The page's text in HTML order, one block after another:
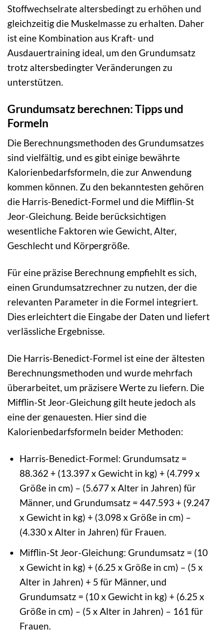
Stoffwechselrate altersbedingt zu erhöhen und
gleichzeitig die Muskelmasse zu erhalten. Daher
ist eine Kombination aus Kraft- und
Ausdauertraining ideal, um den Grundumsatz
trotz altersbedingter Veränderungen zu
unterstützen.
Grundumsatz berechnen: Tipps und
Formeln
Die Berechnungsmethoden des Grundumsatzes
sind vielfältig, und es gibt einige bewährte
Kalorienbedarfsformeln, die zur Anwendung
kommen können. Zu den bekanntesten gehören
die Harris-Benedict-Formel und die Mifflin-St
Jeor-Gleichung. Beide berücksichtigen
wesentliche Faktoren wie Gewicht, Alter,
Geschlecht und Körpergröße.
Für eine präzise Berechnung empfiehlt es sich,
einen Grundumsatzrechner zu nutzen, der die
relevanten Parameter in die Formel integriert.
Dies erleichtert die Eingabe der Daten und liefert
verlässliche Ergebnisse.
Die Harris-Benedict-Formel ist eine der ältesten
Berechnungsmethoden und wurde mehrfach
überarbeitet, um präzisere Werte zu liefern. Die
Mifflin-St Jeor-Gleichung gilt heute jedoch als
eine der genauesten. Hier sind die
Kalorienbedarfsformeln beider Methoden:
Harris-Benedict-Formel: Grundumsatz =
88.362 + (13.397 x Gewicht in kg) + (4.799 x
Größe in cm) – (5.677 x Alter in Jahren) für
Männer, und Grundumsatz = 447.593 + (9.247
x Gewicht in kg) + (3.098 x Größe in cm) –
(4.330 x Alter in Jahren) für Frauen.
Mifflin-St Jeor-Gleichung: Grundumsatz = (10
x Gewicht in kg) + (6.25 x Größe in cm) – (5 x
Alter in Jahren) + 5 für Männer, und
Grundumsatz = (10 x Gewicht in kg) + (6.25 x
Größe in cm) – (5 x Alter in Jahren) – 161 für
Frauen.